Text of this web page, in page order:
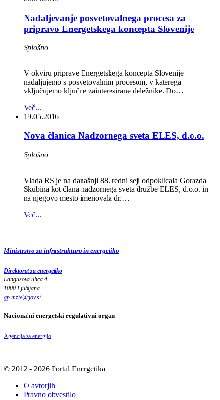
Nadaljevanje posvetovalnega procesa za
pripravo Energetskega koncepta Slovenije
Splošno
V okviru priprave Energetskega koncepta Slovenije
nadaljujemo s posvetovalnim procesom, v katerega
vključujemo ključne zainteresirane deležnike. Do…
Več...
19.05.2016
Nova članica Nadzornega sveta ELES, d.o.o.
Splošno
Vlada RS je na današnji 88. redni seji odpoklicala Gorazda
Skubina kot člana nadzornega sveta družbe ELES, d.o.o. in
na njegovo mesto imenovala dr.…
Več...
Ministrstvo za infrastrukturo in energetiko
Direktorat za energetiko
Langusova ulica 4
1000 Ljubljana
gp.mzie@gov.si
Nacionalni energetski regulativni organ
Agencija za energijo
© 2012 - 2026 Portal Energetika
O avtorjih
Pravno obvestilo